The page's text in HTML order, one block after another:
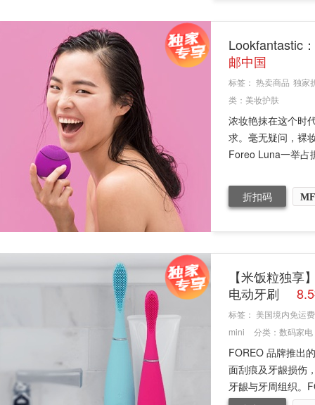
Lookfantastic
邮中国
标签： 热卖商品 独家
类： 美妆护肤
浓妆艳抹在这个时
求。毫无疑问，裸
Foreo Luna一举占
折扣码
【米饭粒独
电动牙刷
标签： 美国境内免运费
mini
分类： 数码家电
FOREO 品牌推出
面刮痕及牙龈损伤
牙龈与牙周组织。